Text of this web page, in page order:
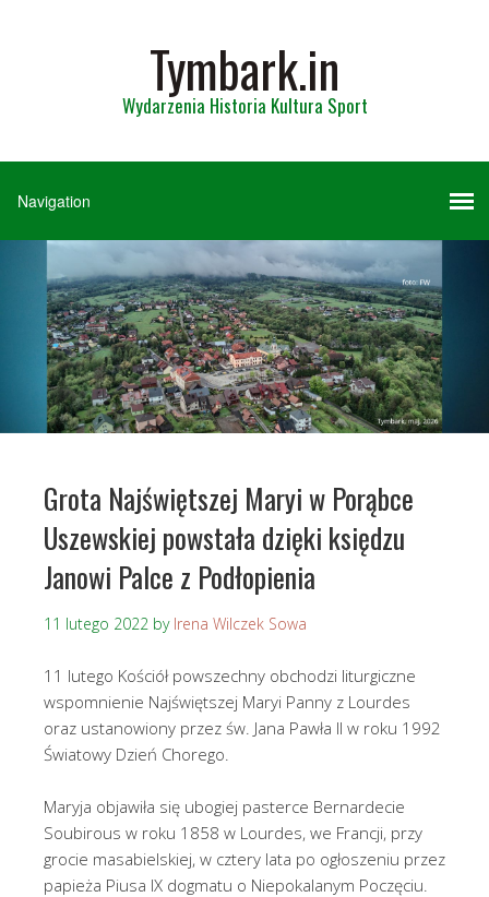
Tymbark.in
Wydarzenia Historia Kultura Sport
Grota Najświętszej Maryi w Porąbce
Uszewskiej powstała dzięki księdzu
Janowi Palce z Podłopienia
11 lutego 2022 by Irena Wilczek Sowa
11 lutego Kościół powszechny obchodzi liturgiczne
wspomnienie Najświętszej Maryi Panny z Lourdes
oraz ustanowiony przez św. Jana Pawła II w roku 1992
Światowy Dzień Chorego.
Maryja objawiła się ubogiej pasterce Bernardecie
Soubirous w roku 1858 w Lourdes, we Francji, przy
grocie masabielskiej, w cztery lata po ogłoszeniu przez
papieża Piusa IX dogmatu o Niepokalanym Poczęciu.